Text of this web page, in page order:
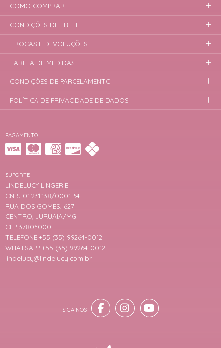
PAGAMENTO
SUPORTE
LINDELUCY LINGERIE
CNPJ 01.231.138/0001-64
RUA DOS GOMES, 627
CENTRO, JURUAIA/MG
CEP 37805000
TELEFONE +55 (35) 99264-0012
WHATSAPP +55 (35) 99264-0012
lindelucy@lindelucy.com.br
COMO COMPRAR
CONDIÇÕES DE FRETE
TROCAS E DEVOLUÇÕES
TABELA DE MEDIDAS
CONDIÇÕES DE PARCELAMENTO
POLÍTICA DE PRIVACIDADE DE DADOS